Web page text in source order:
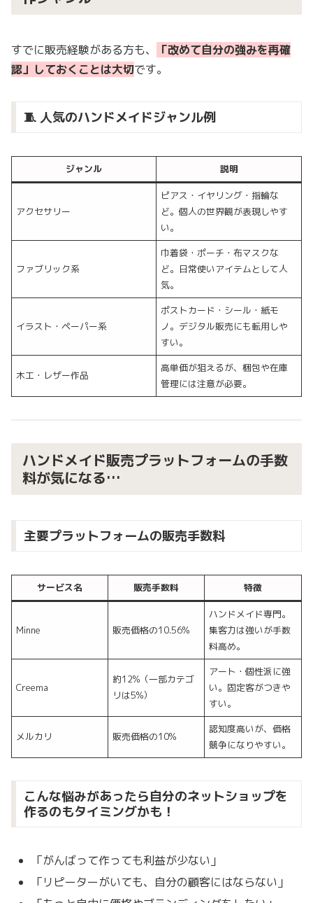
すでに販売経験がある方も、
「改めて自分の強みを再確
認」しておくことは大切です。
🧵 人気のハンドメイドジャンル例
ジャンル 説明
アクセサリー
ピアス・イヤリング・指輪な
ど。個人の世界観が表現しやす
い。
ファブリック系
巾着袋・ポーチ・布マスクな
ど。日常使いアイテムとして人
気。
イラスト・ペーパー系
ポストカード・シール・紙モ
ノ。デジタル販売にも転用しや
すい。
木工・レザー作品
高単価が狙えるが、梱包や在庫
管理には注意が必要。
ハンドメイド販売プラットフォームの手数
料が気になる…
主要プラットフォームの販売手数料
サービス名 販売手数料 特徴
Minne 販売価格の10.56%
ハンドメイド専門。
集客力は強いが手数
料高め。
Creema
約12%（一部カテゴ
リは5%）
アート・個性派に強
い。固定客がつきや
すい。
メルカリ 販売価格の10%
認知度高いが、価格
競争になりやすい。
こんな悩みがあったら自分のネットショップを
作るのもタイミングかも！
「がんばって作っても利益が少ない」
「リピーターがいても、自分の顧客にはならない」